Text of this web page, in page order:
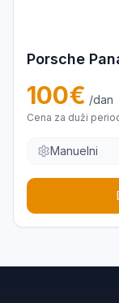
Porsche
100€ /dan
Cena za duži
Manuelni